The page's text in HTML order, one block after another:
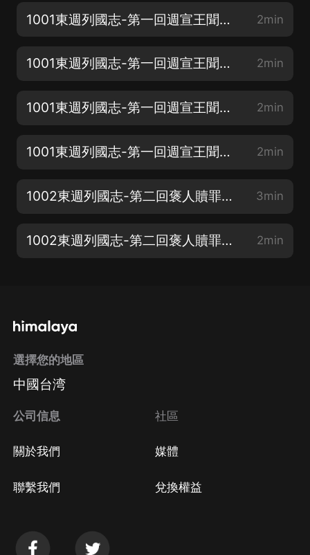
1001東週列國志-第一回週宣王聞謠輕殺杜大夫化厲鳴冤-03 2min
1001東週列國志-第一回週宣王聞謠輕殺杜大夫化厲鳴冤-04 2min
1001東週列國志-第一回週宣王聞謠輕殺杜大夫化厲鳴冤-05 2min
1001東週列國志-第一回週宣王聞謠輕殺杜大夫化厲鳴冤-06 2min
1002東週列國志-第二回褒人贖罪獻美女幽王烽火戲諸侯-01 3min
1002東週列國志-第二回褒人贖罪獻美女幽王烽火戲諸侯-02 2min
選擇您的地區
中國台湾
公司信息
關於我們
聯繫我們
社區
媒體
兌換權益